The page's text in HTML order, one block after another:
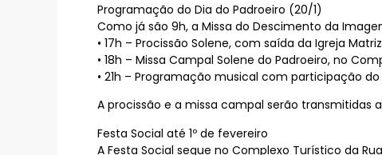
Programação do Dia do Padroeiro (20/1)
Como já são 9h, a Missa do Descimento da
• 17h – Procissão Solene, com saída da Igreja Matriz
• 18h – Missa Campal Solene do Padroeiro, no
• 21h – Programação musical com participação do
A procissão e a missa campal serão transmitidas
Festa Social até 1º de fevereiro
A Festa Social segue no Complexo Turístico da